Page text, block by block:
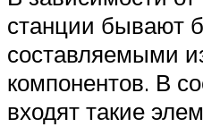
станции бывают
составляемыми
компонентов. В
входят такие